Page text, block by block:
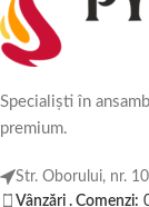
Specialiști în
premium.
Str. Oborului, nr.
Vânzări . Comenzi: